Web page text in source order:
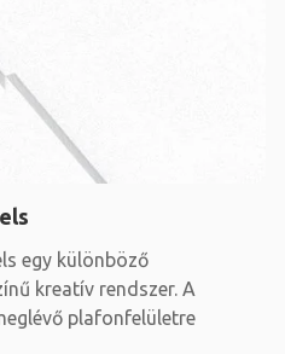
egy különböző
kreatív rendszer. A
plafonfelületre